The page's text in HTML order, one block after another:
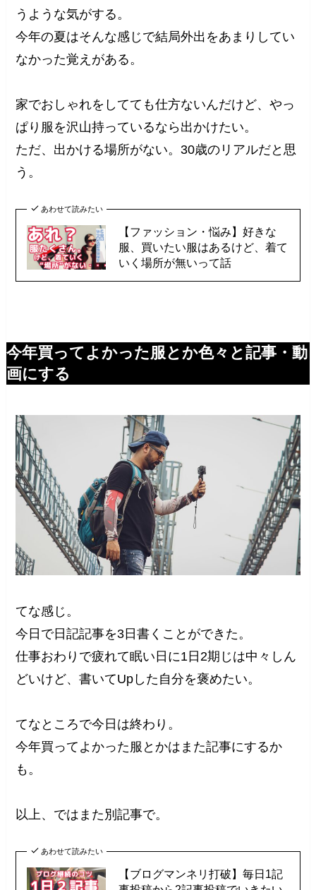
うような気がする。
今年の夏はそんな感じで結局外出をあまりしてい
なかった覚えがある。
家でおしゃれをしてても仕方ないんだけど、やっ
ぱり服を沢山持っているなら出かけたい。
ただ、出かける場所がない。30歳のリアルだと思
う。
あわせて読みたい
【ファッション・悩み】好きな
服、買いたい服はあるけど、着て
いく場所が無いって話
今年買ってよかった服とか色々と記事・動
画にする
てな感じ。
今日で日記記事を3日書くことができた。
仕事おわりで疲れて眠い日に1日2期じは中々しん
どいけど、書いてUpした自分を褒めたい。
てなところで今日は終わり。
今年買ってよかった服とかはまた記事にするか
も。
以上、ではまた別記事で。
あわせて読みたい
【ブログマンネリ打破】毎日1記